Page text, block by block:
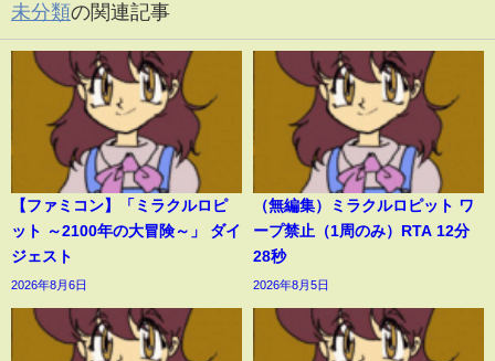
未分類の関連記事
【ファミコン】「ミラクルロピ
ット ～2100年の大冒険～」 ダイ
ジェスト
2026年8月6日
（無編集）ミラクルロピット ワ
ープ禁止（1周のみ）RTA 12分
28秒
2026年8月5日